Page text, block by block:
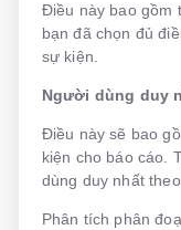
Điều này bao gồm
bạn đã chọn đủ
sự kiện.
Người dùng duy
Điều này sẽ bao
kiện cho báo cáo.
dùng duy nhất
Phân tích phân